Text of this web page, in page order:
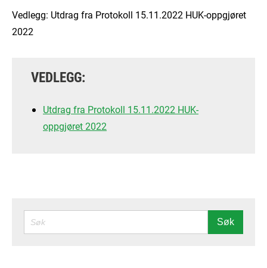
Vedlegg: Utdrag fra Protokoll 15.11.2022 HUK-oppgjøret
2022
VEDLEGG:
Utdrag fra Protokoll 15.11.2022 HUK-
oppgjøret 2022
SØK Søk